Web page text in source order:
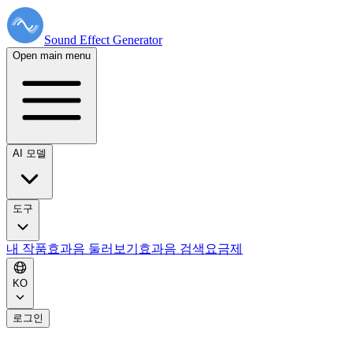
Sound Effect Generator
Open main menu
AI 모델
도구
내 작품효과음 둘러보기 효과음 검색 요금제
KO
로그인